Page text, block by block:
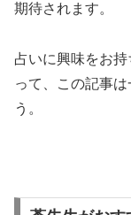
期待されます。
占いに興味をお
って、この記事
う。